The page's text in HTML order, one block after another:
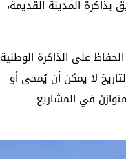
المدينة القديمة،
على الذاكرة الوطنية
لا يمكن أن يُمحى أو
في المشاريع